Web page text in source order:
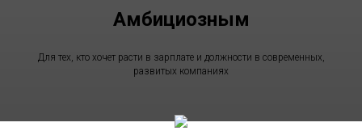
Амбициозным
Для тех, кто хочет расти в зарплате и должности в современных,
развитых компаниях